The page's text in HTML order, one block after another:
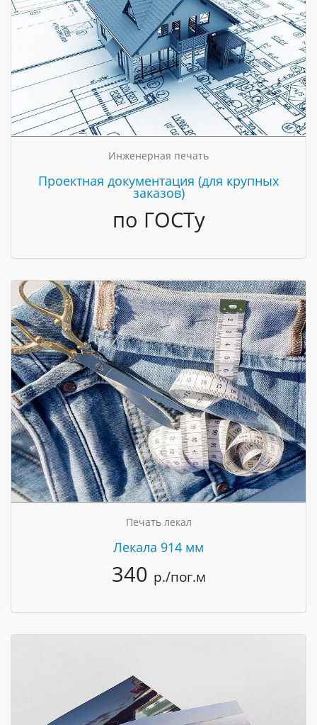
Инженерная печать
Проектная документация (для крупных
заказов)
по ГОСТу
Печать лекал
Лекала 914 мм
340 р./пог.м